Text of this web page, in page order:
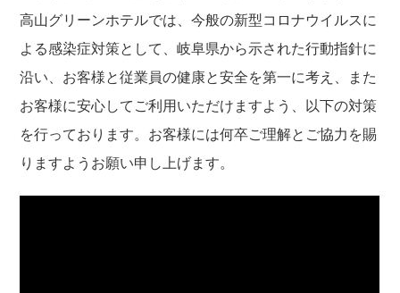
高山グリーンホテルでは、今般の新型コロナウイルスに
よる感染症対策として、岐阜県から示された行動指針に
沿い、お客様と従業員の健康と安全を第一に考え、また
お客様に安心してご利用いただけますよう、以下の対策
を行っております。お客様には何卒ご理解とご協力を賜
りますようお願い申し上げます。